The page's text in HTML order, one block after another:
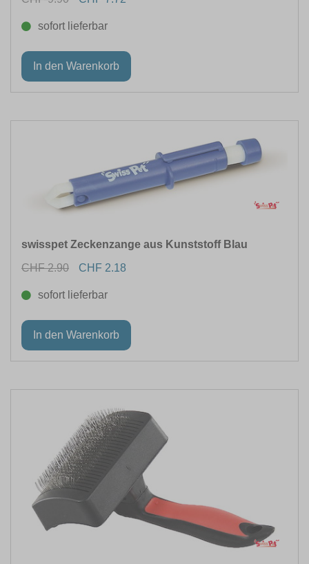
sofort lieferbar
swisspet Zeckenzange aus Kunststoff Blau
CHF 2.90
CHF 2.18
sofort lieferbar